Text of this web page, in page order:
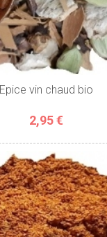
Epice vin chaud bio
2,95 €